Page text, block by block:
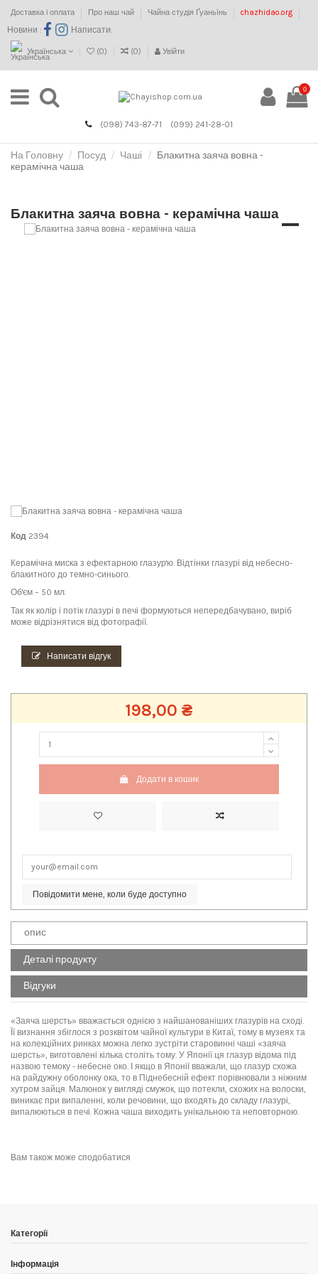
Доставка і оплата Про наш чай Чайна студія Ґуаньїнь chazhidao.org
Новини : Написати:
Українська (0) (0) Увійти
0
(098) 743-87-71 (099) 241-28-01
На Головну Посуд Чаші
Блакитна заяча вовна -
керамічна чаша
Блакитна заяча вовна - керамічна чаша
Код 2394
Керамічна миска з ефектарною глазур'ю. Відтінки глазурі від небесно-
блакитного до темно-синього.
Об'єм – 50 мл.
Так як колір і потік глазурі в печі формуються непередбачувано, виріб
може відрізнятися від фотографії.
Написати відгук
198,00 ₴
Додати в кошик
Повідомити мене, коли буде доступно
опис
Деталі продукту
Відгуки
«Заяча шерсть» вважається однією з найшанованіших глазурів на сході.
Її визнання збіглося з розквітом чайної культури в Китаї, тому в музеях та
на колекційних ринках можна легко зустріти старовинні чаші «заяча
шерсть», виготовлені кілька століть тому. У Японії ця глазур відома під
назвою темоку - небесне око. І якщо в Японії вважали, що глазур схожа
на райдужну оболонку ока, то в Піднебесній ефект порівнювали з ніжним
хутром зайця. Малюнок у вигляді смужок, що потекли, схожих на волоски,
виникає при випаленні, коли речовини, що входять до складу глазурі,
випалюються в печі. Кожна чаша виходить унікальною та неповторною.
Об `єм
Колір малюнка
Вам також може сподобатися
Категорії
Інформація